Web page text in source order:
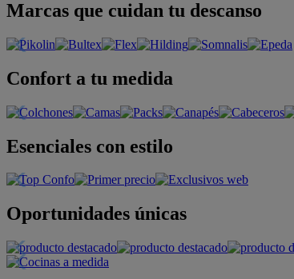
Marcas que cuidan tu descanso
Confort a tu medida
Esenciales con estilo
Oportunidades únicas